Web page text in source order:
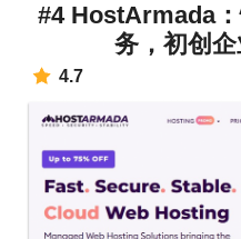
#4 HostArmada
务，初创
4.7